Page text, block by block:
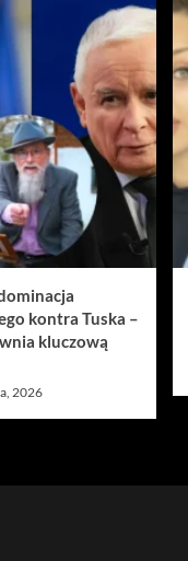
kontra Tuska –
kluczową
2026